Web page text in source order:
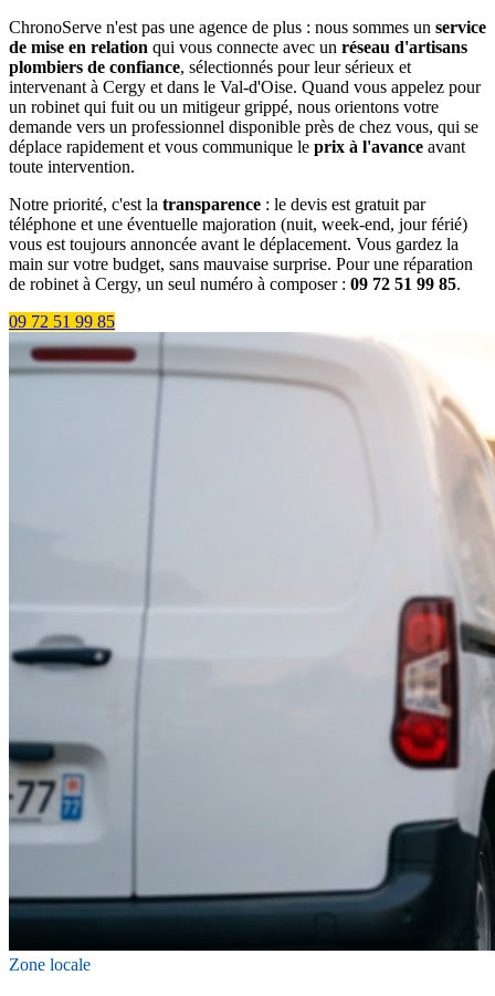
ChronoServe n'est pas une agence de plus : nous sommes un service
de mise en relation qui vous connecte avec un réseau d'artisans
plombiers de confiance, sélectionnés pour leur sérieux et
intervenant à Cergy et dans le Val-d'Oise. Quand vous appelez pour
un robinet qui fuit ou un mitigeur grippé, nous orientons votre
demande vers un professionnel disponible près de chez vous, qui se
déplace rapidement et vous communique le prix à l'avance avant
toute intervention.
Notre priorité, c'est la transparence : le devis est gratuit par
téléphone et une éventuelle majoration (nuit, week-end, jour férié)
vous est toujours annoncée avant le déplacement. Vous gardez la
main sur votre budget, sans mauvaise surprise. Pour une réparation
de robinet à Cergy, un seul numéro à composer : 09 72 51 99 85.
09 72 51 99 85
Zone locale